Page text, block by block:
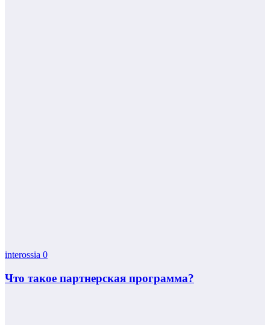
interossia 0
Что такое партнерская программа?